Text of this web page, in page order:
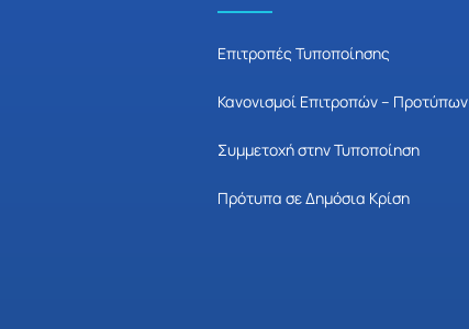
Επιτροπές Τυποποίησης
Κανονισμοί Επιτροπών – Προτύπων
Συμμετοχή στην Τυποποίηση
Πρότυπα σε Δημόσια Κρίση